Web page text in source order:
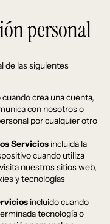
personal
de las siguientes
cuando crea una cuenta,
con nosotros o
por cualquier otro
Servicios incluida la
cuando utiliza
nuestros sitios web,
y tecnologías
incluido cuando
tecnología o